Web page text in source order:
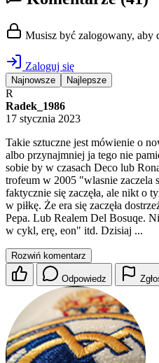
Musisz być zalogowany, aby
Zaloguj się
Najnowsze Najlepsze
R
Radek_1986
17 stycznia 2023
Takie sztuczne jest mówienie o
albo przynajmniej ja tego nie
sobie by w czasach Deco lub
trofeum w 2005 "wlasnie zaczela
faktycznie się zaczęła, ale nikt o
w piłkę. Że era się zaczęła
Pepa. Lub Realem Del Bosuqe.
w cykl, erę, eon" itd. Dzisiaj ...
Rozwiń komentarz
Odpowiedz